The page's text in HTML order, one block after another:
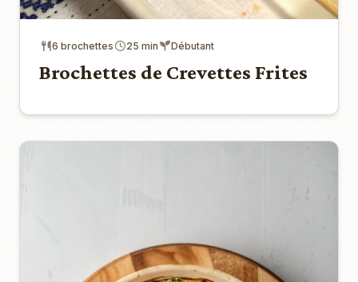
6 brochettes 25 min Débutant
Brochettes de Crevettes Frites